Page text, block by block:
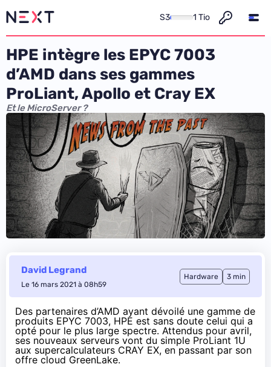
S3 1 Tio
HPE intègre les EPYC 7003
d’AMD dans ses gammes
ProLiant, Apollo et Cray EX
Et le MicroServer ?
David Legrand
Le 16 mars 2021 à 08h59
Hardware 3 min
Des partenaires d’AMD ayant dévoilé une gamme de
produits EPYC 7003, HPE est sans doute celui qui a
opté pour le plus large spectre. Attendus pour avril,
ses nouveaux serveurs vont du simple ProLiant 1U
aux supercalculateurs CRAY EX, en passant par son
offre cloud GreenLake.